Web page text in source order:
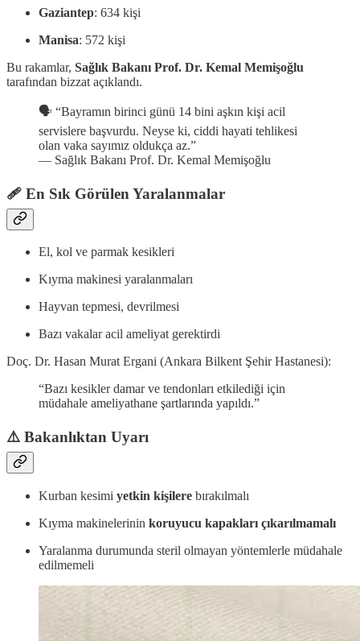
Gaziantep: 634 kişi
Manisa: 572 kişi
Bu rakamlar, Sağlık Bakanı Prof. Dr. Kemal Memişoğlu
tarafından bizzat açıklandı.
🗣️ “Bayramın birinci günü 14 bini aşkın kişi acil
servislere başvurdu. Neyse ki, ciddi hayati tehlikesi
olan vaka sayımız oldukça az.”
— Sağlık Bakanı Prof. Dr. Kemal Memişoğlu
🩹 En Sık Görülen Yaralanmalar
El, kol ve parmak kesikleri
Kıyma makinesi yaralanmaları
Hayvan tepmesi, devrilmesi
Bazı vakalar acil ameliyat gerektirdi
Doç. Dr. Hasan Murat Ergani (Ankara Bilkent Şehir Hastanesi):
“Bazı kesikler damar ve tendonları etkilediği için
müdahale ameliyathane şartlarında yapıldı.”
⚠️ Bakanlıktan Uyarı
Kurban kesimi yetkin kişilere bırakılmalı
Kıyma makinelerinin koruyucu kapakları çıkarılmamalı
Yaralanma durumunda steril olmayan yöntemlerle müdahale
edilmemeli